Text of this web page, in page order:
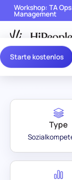
Starte kostenlos
Workshop: TA
Management
Assessment
Library
Type